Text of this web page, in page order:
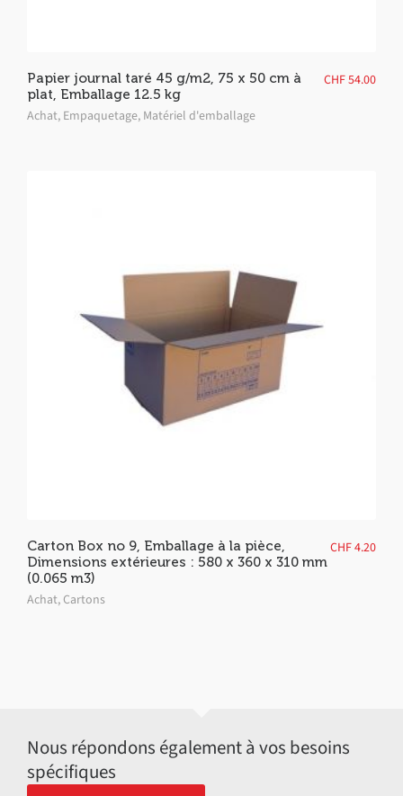
Papier journal taré 45 g/m2, 75 x 50 cm à
plat, Emballage 12.5 kg
Achat, Empaquetage, Matériel d'emballage
CHF54.00
Carton Box no 9, Emballage à la pièce,
Dimensions extérieures : 580 x 360 x 310 mm
(0.065 m3)
Achat,Cartons
CHF4.20
Nous répondons également à vos besoins
spécifiques